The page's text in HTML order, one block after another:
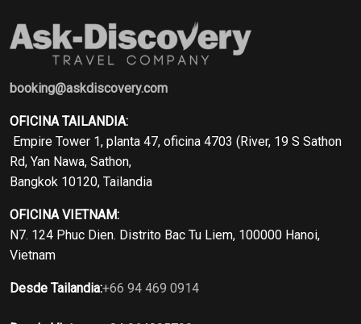
booking@askdiscovery.com
OFICINA TAILANDIA:
Empire Tower 1, planta 47, oficina 4703 (River, 19 S Sathon
Rd, Yan Nawa, Sathon,
Bangkok 10120, Tailandia
OFICINA VIETNAM:
N7. 124 Phuc Dien. Distrito Bac Tu Liem, 100000 Hanoi,
Vietnam
Desde Tailandia:+66 94 469 0914